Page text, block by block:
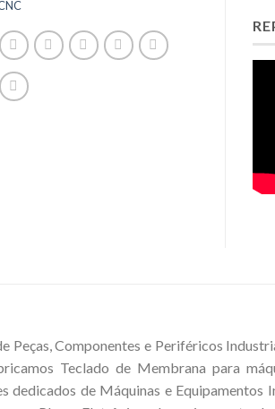
Componentes e Periféricos
Teclado de Membrana para
de Máquinas e Equipamentos